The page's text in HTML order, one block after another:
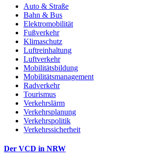
Auto & Straße
Bahn & Bus
Elektromobilität
Fußverkehr
Klimaschutz
Luftreinhaltung
Luftverkehr
Mobilitätsbildung
Mobilitätsmanagement
Radverkehr
Tourismus
Verkehrslärm
Verkehrsplanung
Verkehrspolitik
Verkehrssicherheit
Der VCD in NRW